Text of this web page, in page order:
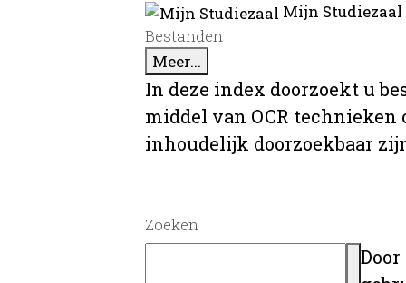
Mijn
Bestanden
Meer...
In deze index doorzoekt u
middel van OCR
inhoudelijk doorzoekbaar
Zoeken